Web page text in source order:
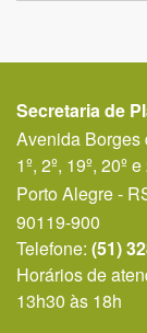
Secretaria de
Avenida Borges
1º, 2º, 19º, 20º
Porto Alegre -
90119-900
Telefone: (51)
Horários de
13h30 às 18h